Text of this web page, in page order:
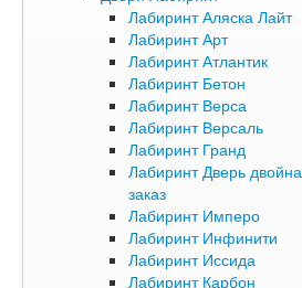
Лабиринт Аляска Лайт
Лабиринт Арт
Лабиринт Атлантик
Лабиринт Бетон
Лабиринт Верса
Лабиринт Версаль
Лабиринт Гранд
Лабиринт Дверь
заказ
Лабиринт Имперо
Лабиринт Инфинити
Лабиринт Иссида
Лабиринт Карбон